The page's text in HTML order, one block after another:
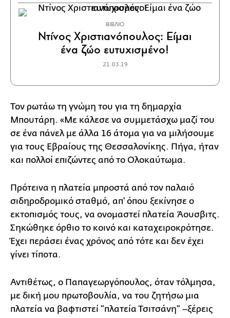
ΒΙΒΛΙΟ
Ντίνος Χριστιανόπουλος: Είμαι
ένα ζώο ευτυχισμένο!
21.03.19
Τον ρωτάω τη γνώμη του για τη δημαρχία
Μπουτάρη. «Με κάλεσε να συμμετάσχω μαζί του
σε ένα πάνελ με άλλα 16 άτομα για να μιλήσουμε
για τους Εβραίους της Θεσσαλονίκης. Πήγα, ήταν
και πολλοί επιζώντες από το Ολοκαύτωμα.
Πρότεινα η πλατεία μπροστά από τον παλαιό
σιδηροδρομικό σταθμό, απ' όπου ξεκίνησε ο
εκτοπισμός τους, να ονομαστεί πλατεία Άουσβιτς.
Σηκώθηκε όρθιο το κοινό και καταχειροκρότησε.
Έχει περάσει ένας χρόνος από τότε και δεν έχει
γίνει τίποτα.
Αντιθέτως, ο Παπαγεωργόπουλος, όταν τόλμησα,
με δική μου πρωτοβουλία, να του ζητήσω μια
πλατεία να βαφτιστεί "πλατεία Τσιτσάνη" –ξέρεις